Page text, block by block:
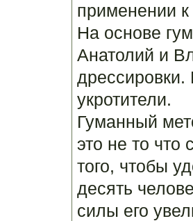
применении
На основе
Анатолий и
дрессировки.
укротители.
Гуманный
это не то что
того, чтобы
десять
силы его